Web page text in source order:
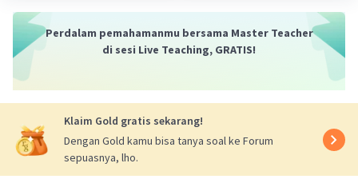
Perdalam pemahamanmu bersama Master Teacher
di sesi Live Teaching, GRATIS!
Klaim Gold gratis sekarang!
Dengan Gold kamu bisa tanya soal ke Forum
sepuasnya, lho.